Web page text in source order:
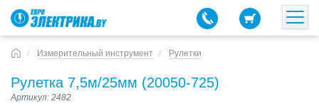
Измерительный инструмент Рулетки
Рулетка 7,5м/25мм (20050-725)
Артикул: 2482